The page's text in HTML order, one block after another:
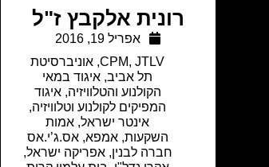
רונית אלקבץ ז"ל
אפריל 19, 2016
CPM,JTLV
, אוניברסיטת
תל אביב, איגוד במאי
הקולנוע והטלוויזיה,איגוד
המפיקים לקולנוע וטלוויזיה,
אינטר ישראל, אמות
השקעות,אמפא,אס.ג’י.אס
חברה לבנין,אפריקה ישראל,